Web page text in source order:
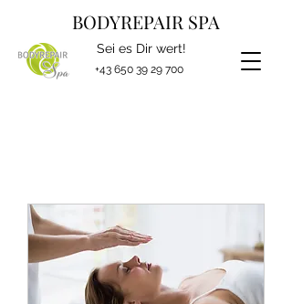
BODYREPAIR SPA
Sei es Dir wert!
+43 650 39 29 700